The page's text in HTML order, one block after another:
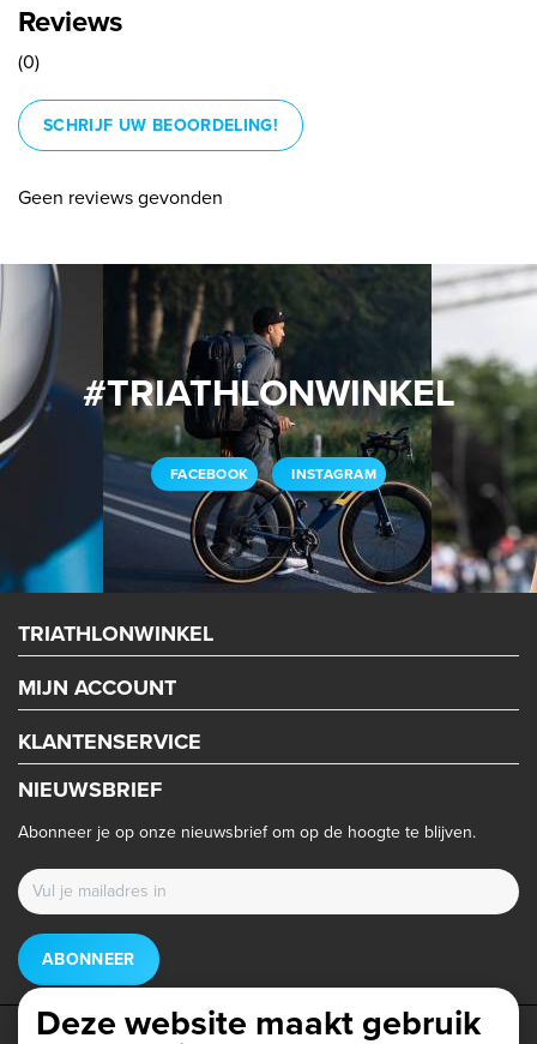
Reviews
(0)
SCHRIJF UW BEOORDELING!
Geen reviews gevonden
#TRIATHLONWINKEL
FACEBOOK INSTAGRAM
TRIATHLONWINKEL
MIJN ACCOUNT
KLANTENSERVICE
NIEUWSBRIEF
Abonneer je op onze nieuwsbrief om op de hoogte te blijven.
ABONNEER
Deze website maakt gebruik